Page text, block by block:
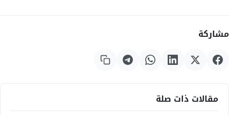
مشاركة
مقالات ذات صلة